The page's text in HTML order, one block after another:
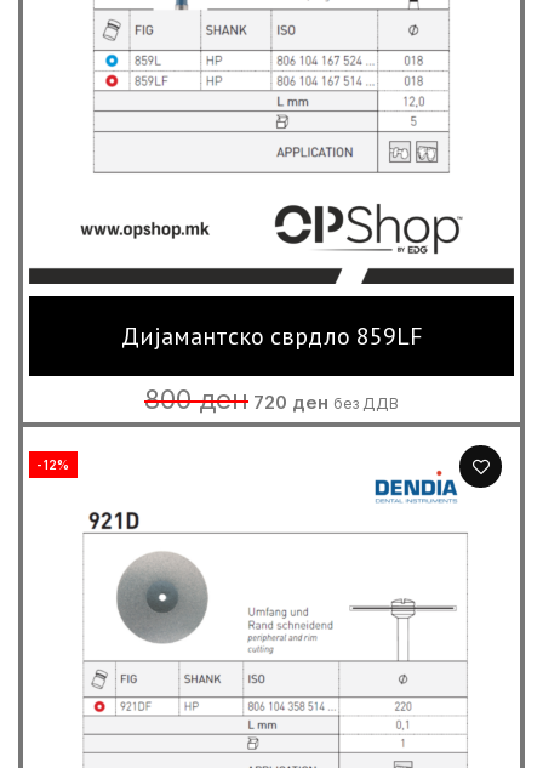
Дијамантско сврдло 859LF
800ден Original
price
720 ден Current
price
без ДДВ
-12%